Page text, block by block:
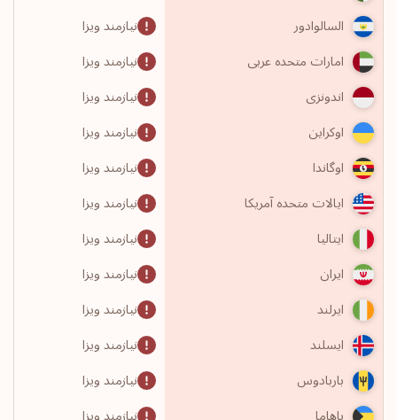
السالوادور
نیازمند ویزا
امارات متحده عربی
نیازمند ویزا
اندونزی
نیازمند ویزا
اوکراین
نیازمند ویزا
اوگاندا
نیازمند ویزا
ایالات متحده آمریکا
نیازمند ویزا
ایتالیا
نیازمند ویزا
ایران
نیازمند ویزا
ایرلند
نیازمند ویزا
ایسلند
نیازمند ویزا
باربادوس
نیازمند ویزا